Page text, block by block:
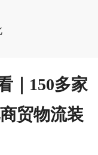
｜150多家
贸物流装